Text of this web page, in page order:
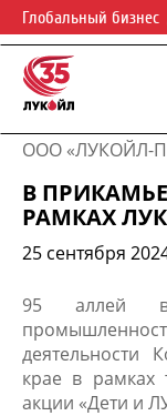
Глобальный бизнес
ООО «ЛУКОЙЛ-
В
РАМКАХ
25 сентября
95 аллей в
крае в рамках
акции «Дети и